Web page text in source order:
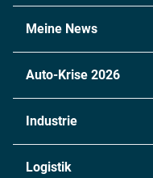
Meine News
Auto-Krise 2026
Industrie
Logistik